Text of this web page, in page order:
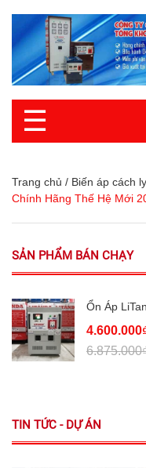
☰
Trang chủ / Biến áp cách ly
Chính Hãng Thế Hệ Mới
SẢN PHẨM BÁN CHẠY
Ổn Áp
TIN TỨC - DỰ ÁN